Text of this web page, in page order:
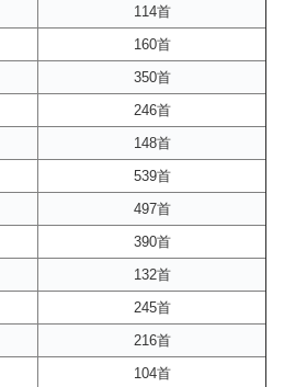
114首
160首
350首
246首
148首
539首
497首
390首
132首
245首
216首
104首